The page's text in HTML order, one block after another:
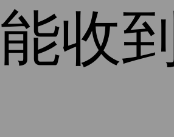
能收